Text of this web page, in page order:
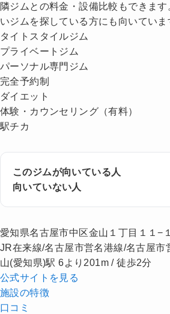
隣ジムとの料金・設備比較もできま
いジムを探している方にも向いていま
タイトスタイルジム
プライベートジム
パーソナル専門ジム
完全予約制
ダイエット
体験・カウンセリング（有料）
駅チカ
このジムが向いている人
向いていない人
愛知県名古屋市中区金山１丁目１１−
JR在来線/名古屋市営名港線/名古屋市
山(愛知県)駅 6より201m / 徒歩2分
公式サイトを見る
施設の特徴
口コミ